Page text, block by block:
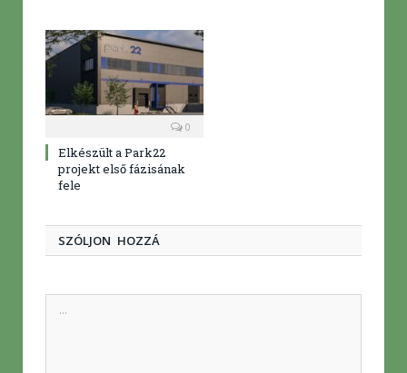
0
Elkészült a Park22
projekt első fázisának
fele
SZÓLJON HOZZÁ